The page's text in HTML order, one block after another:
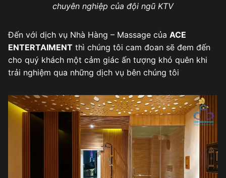
chuyên nghiệp của đội ngũ KTV
Đến với dịch vụ Nhà Hàng – Massage của ACE
ENTERTAIMENT thì chúng tôi cam đoan sẽ đem đến
cho quý khách một cảm giác ấn tượng khó quên khi
trải nghiệm qua những dịch vụ bên chúng tôi